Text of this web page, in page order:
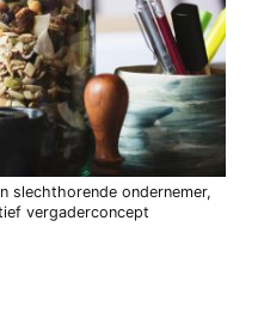
slechthorende ondernemer,
vergaderconcept